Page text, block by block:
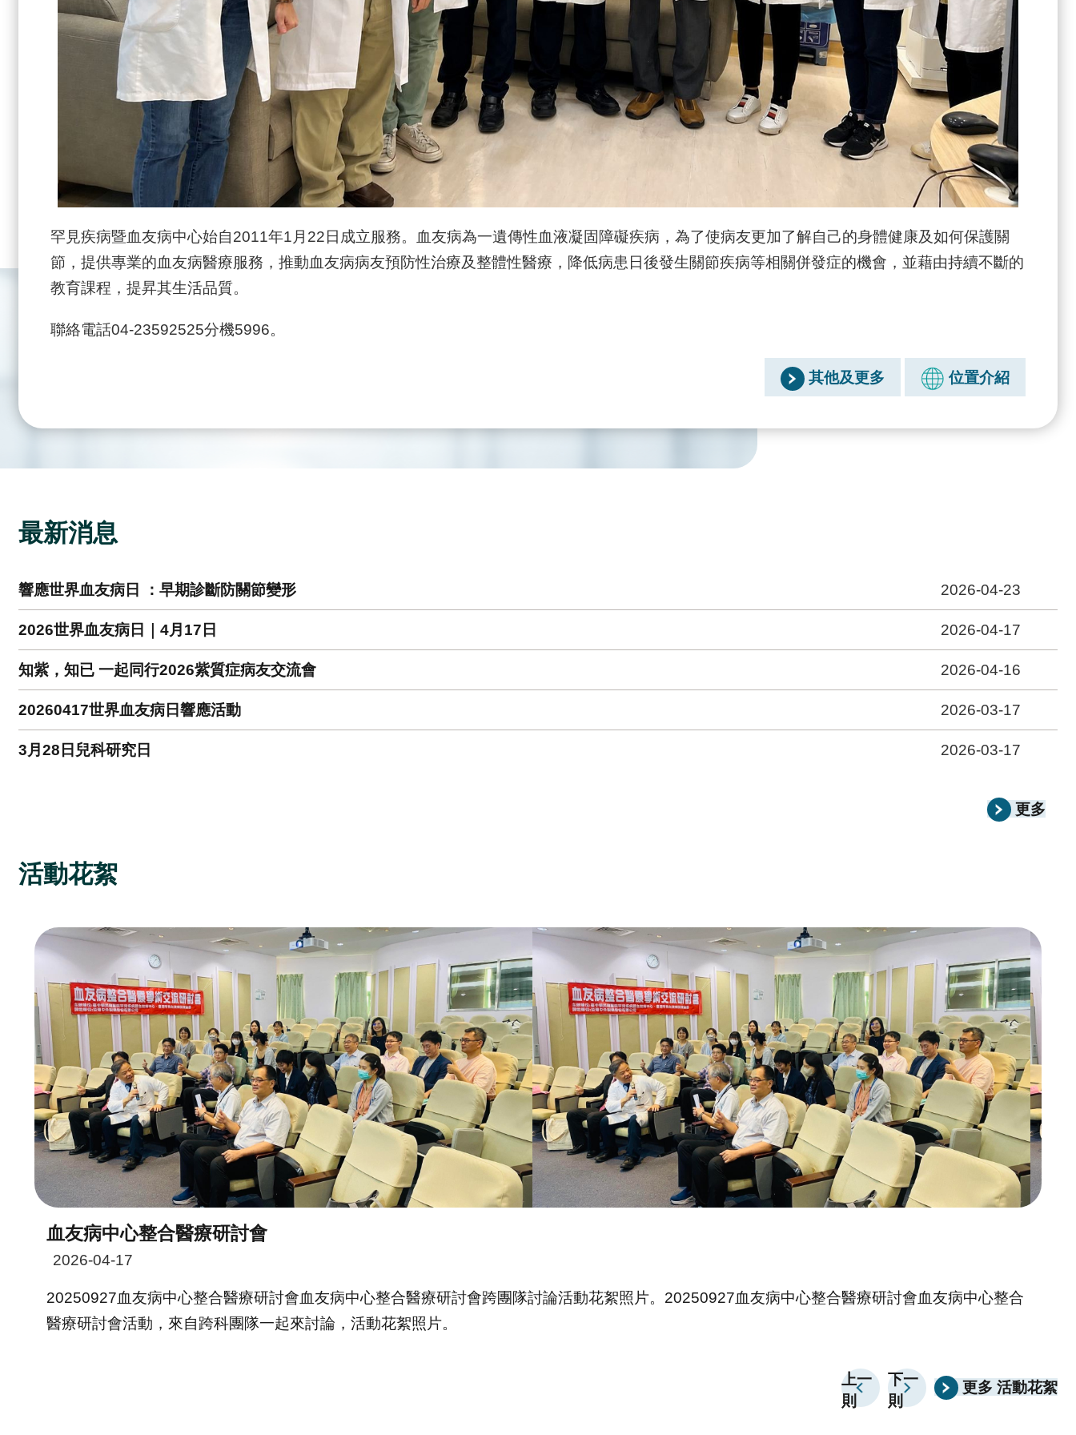
罕見疾病暨血友病中心始自2011年1月22日成立服務。血友病為一遺傳性血液凝固障礙疾病，為了使病友更加了解自己的身體健康及如何保護關
節，提供專業的血友病醫療服務，推動血友病病友預防性治療及整體性醫療，降低病患日後發生關節疾病等相關併發症的機會，並藉由持續不斷的
教育課程，提昇其生活品質。
聯絡電話04-23592525分機5996。
位置介紹
其他及更多
最新消息
響應世界血友病日 ：早期診斷防關節變形 2026-04-23
2026世界血友病日｜4月17日 2026-04-17
知紫，知已 一起同行2026紫質症病友交流會 2026-04-16
20260417世界血友病日響應活動 2026-03-17
3月28日兒科研究日 2026-03-17
更多
活動花絮
血友病中心整合醫療研討會
2026-04-17
20250927血友病中心整合醫療研討會血友病中心整合醫療研討會跨團隊討論活動花絮照片。20250927血友病中心整合醫療研討會血友病中心整合
醫療研討會活動，來自跨科團隊一起來討論，活動花絮照片。
上一
則
下一
則
更多 活動花絮